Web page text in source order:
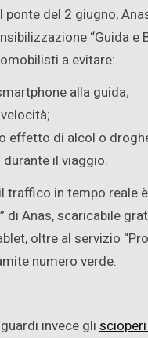
ponte del 2 giugno,
“Guida e
a evitare:
alla guida;
effetto di alcol o
il viaggio.
traffico in tempo reale
di Anas, scaricabile
oltre al servizio
numero verde.
invece gli